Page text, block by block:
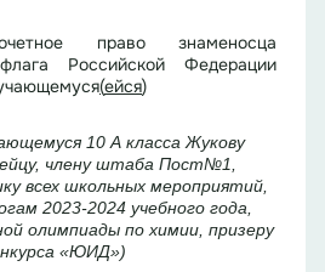
право знаменосца
флага Российской Федерации
(ейся)
10 А класса Жукову
члену штаба Пост№1,
всех школьных мероприятий,
2023-2024 учебного года,
олимпиады по химии, призеру
«ЮИД»)